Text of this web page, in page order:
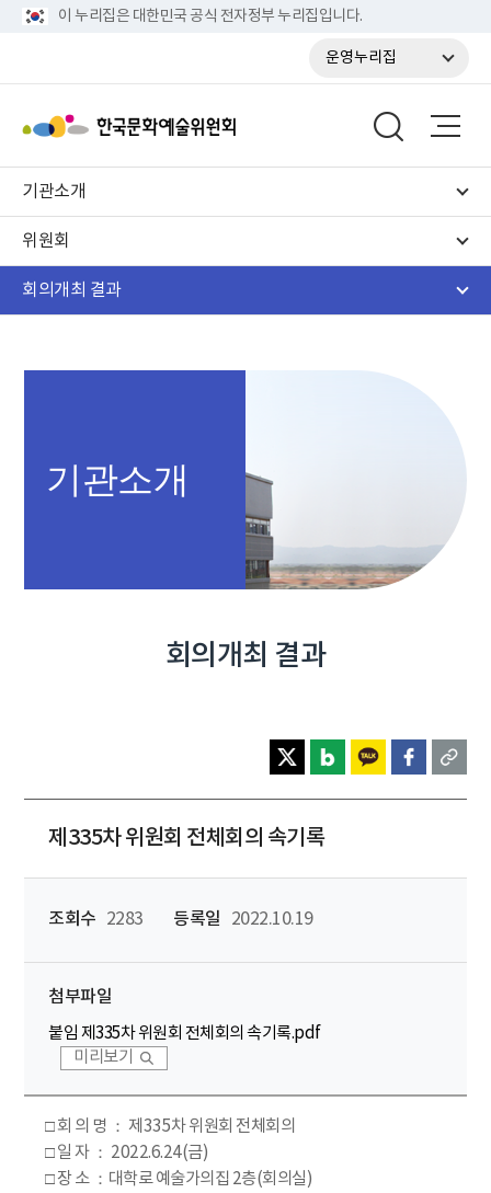
이 누리집은 대한민국 공식 전자정부 누리집입니다.
운영누리집
기관소개
위원회
회의개최 결과
기관소개
회의개최 결과
제335차 위원회 전체회의 속기록
조회수 2283 등록일 2022.10.19
첨부파일
붙임 제335차 위원회 전체회의 속기록.pdf
미리보기
□ 회 의 명 ： 제335차 위원회 전체회의
□ 일 자 ： 2022.6.24(금)
□ 장 소 ：대학로 예술가의집 2층(회의실)